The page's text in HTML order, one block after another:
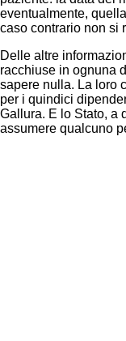
eventualmente,
caso contrario non si
Delle altre
racchiuse in ognuna
sapere nulla. La loro
per i quindici
Gallura. E lo Stato, a
assumere qualcuno